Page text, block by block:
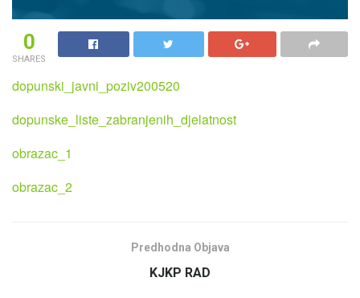
0
SHARES
dopunski_javni_poziv200520
dopunske_liste_zabranjenih_djelatnost
obrazac_1
obrazac_2
Predhodna Objava
KJKP RAD